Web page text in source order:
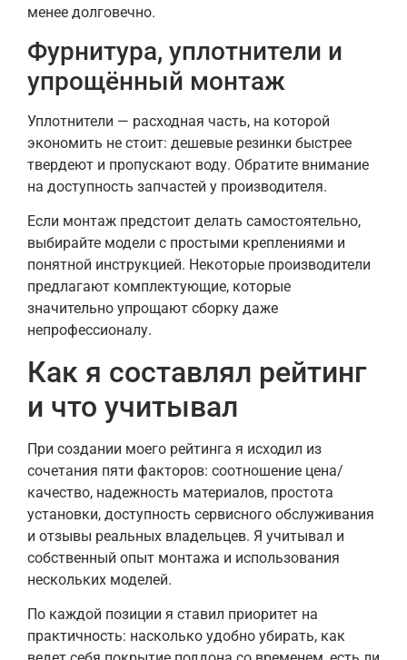
менее долговечно.
Фурнитура, уплотнители и
упрощённый монтаж
Уплотнители — расходная часть, на которой
экономить не стоит: дешевые резинки быстрее
твердеют и пропускают воду. Обратите внимание
на доступность запчастей у производителя.
Если монтаж предстоит делать самостоятельно,
выбирайте модели с простыми креплениями и
понятной инструкцией. Некоторые производители
предлагают комплектующие, которые
значительно упрощают сборку даже
непрофессионалу.
Как я составлял рейтинг
и что учитывал
При создании моего рейтинга я исходил из
сочетания пяти факторов: соотношение цена/
качество, надежность материалов, простота
установки, доступность сервисного обслуживания
и отзывы реальных владельцев. Я учитывал и
собственный опыт монтажа и использования
нескольких моделей.
По каждой позиции я ставил приоритет на
практичность: насколько удобно убирать, как